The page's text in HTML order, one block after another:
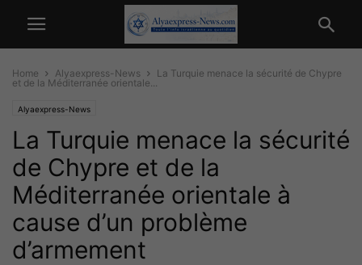
Home Alyaexpress-News
La Turquie menace la sécurité de Chypre
et de la Méditerranée orientale...
Alyaexpress-News
La Turquie menace la sécurité
de Chypre et de la
Méditerranée orientale à
cause d’un problème
d’armement